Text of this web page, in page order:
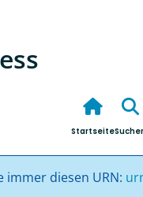
Startseite
immer diesen URN: